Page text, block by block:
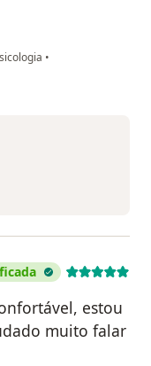
•
estou
muito falar